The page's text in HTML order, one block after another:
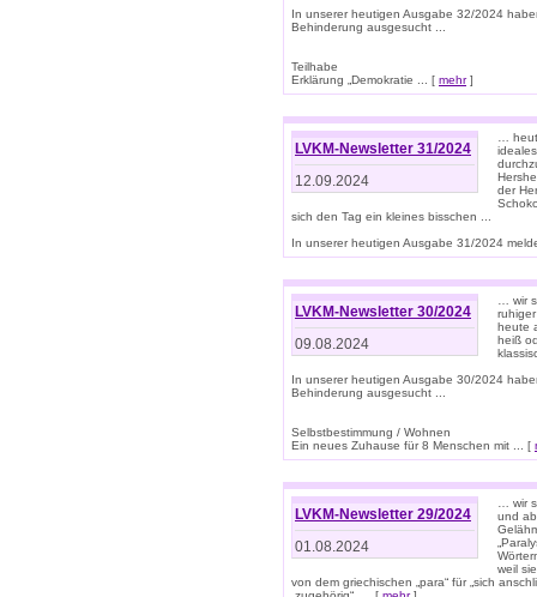
In unserer heutigen Ausgabe 32/2024
Behinderung ausgesucht ...
Teilhabe
Erklärung „Demokratie ... [ mehr]
LVKM-Newsletter 31/2024
12.09.2024
…
der
sich den Tag ein kleines bisschen ...
In unserer heutigen Ausgabe 31/2024
LVKM-Newsletter 30/2024
09.08.2024
… wir
heute
heiß
In unserer heutigen Ausgabe 30/2024
Behinderung ausgesucht ...
Selbstbestimmung / Wohnen
Ein neues Zuhause für 8 Menschen mit ... [
LVKM-Newsletter 29/2024
01.08.2024
… wir
und
weil
von dem griechischen „para“ für „sich